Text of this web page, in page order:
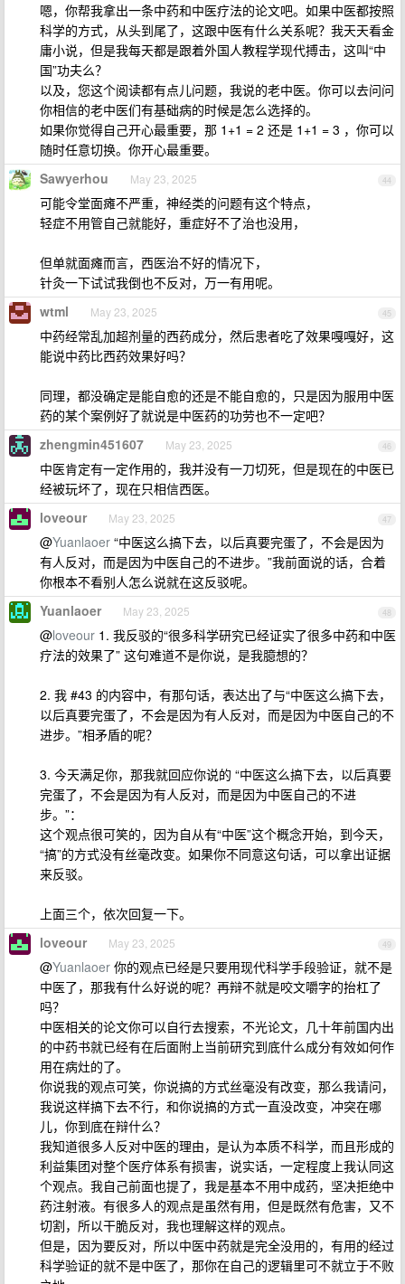
嗯，你帮我拿出一条中药和中医疗法的论文吧。如果中医都按照
科学的方式，从头到尾了，这跟中医有什么关系呢？我天天看金
庸小说，但是我每天都是跟着外国人教程学现代搏击，这叫“中
国”功夫么？
以及，您这个阅读都有点儿问题，我说的老中医。你可以去问问
你相信的老中医们有基础病的时候是怎么选择的。
如果你觉得自己开心最重要，那 1+1 = 2 还是 1+1 = 3 ，你可以
随时任意切换。你开心最重要。
44
Sawyerhou May 23, 2025
可能令堂面瘫不严重，神经类的问题有这个特点，
轻症不用管自己就能好，重症好不了治也没用，
但单就面瘫而言，西医治不好的情况下，
针灸一下试试我倒也不反对，万一有用呢。
45
wtml May 23, 2025
中药经常乱加超剂量的西药成分，然后患者吃了效果嘎嘎好，这
能说中药比西药效果好吗？
同理，都没确定是能自愈的还是不能自愈的，只是因为服用中医
药的某个案例好了就说是中医药的功劳也不一定吧？
46
zhengmin451607 May 23, 2025
中医肯定有一定作用的，我并没有一刀切死，但是现在的中医已
经被玩坏了，现在只相信西医。
47
loveour May 23, 2025
@Yuanlaoer “中医这么搞下去，以后真要完蛋了，不会是因为
有人反对，而是因为中医自己的不进步。”我前面说的话，合着
你根本不看别人怎么说就在这反驳呢。
48
Yuanlaoer May 23, 2025
@loveour 1. 我反驳的“很多科学研究已经证实了很多中药和中医
疗法的效果了” 这句难道不是你说，是我臆想的？
2. 我 #43 的内容中，有那句话，表达出了与“中医这么搞下去，
以后真要完蛋了，不会是因为有人反对，而是因为中医自己的不
进步。”相矛盾的呢？
3. 今天满足你，那我就回应你说的 “中医这么搞下去，以后真要
完蛋了，不会是因为有人反对，而是因为中医自己的不进
步。”：
这个观点很可笑的，因为自从有“中医”这个概念开始，到今天，
“搞”的方式没有丝毫改变。如果你不同意这句话，可以拿出证据
来反驳。
上面三个，依次回复一下。
49
loveour May 23, 2025
@Yuanlaoer 你的观点已经是只要用现代科学手段验证，就不是
中医了，那我有什么好说的呢？再辩不就是咬文嚼字的抬杠了
吗？
中医相关的论文你可以自行去搜索，不光论文，几十年前国内出
的中药书就已经有在后面附上当前研究到底什么成分有效如何作
用在病灶的了。
你说我的观点可笑，你说搞的方式丝毫没有改变，那么我请问，
我说这样搞下去不行，和你说搞的方式一直没改变，冲突在哪
儿，你到底在辩什么？
我知道很多人反对中医的理由，是认为本质不科学，而且形成的
利益集团对整个医疗体系有损害，说实话，一定程度上我认同这
个观点。我自己前面也提了，我是基本不用中成药，坚决拒绝中
药注射液。有很多人的观点是虽然有用，但是既然有危害，又不
切割，所以干脆反对，我也理解这样的观点。
但是，因为要反对，所以中医中药就是完全没用的，有用的经过
科学验证的就不是中医了，那你在自己的逻辑里可不就立于不败